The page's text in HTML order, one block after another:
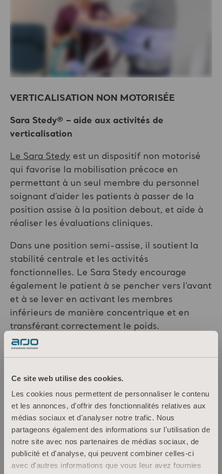
Ce site web utilise des cookies.
Les cookies nous permettent de personnaliser le contenu
et les annonces, d'offrir des fonctionnalités relatives aux
médias sociaux et d'analyser notre trafic. Nous
partageons également des informations sur l'utilisation de
notre site avec nos partenaires de médias sociaux, de
publicité et d'analyse, qui peuvent combiner celles-ci
avec d'autres informations que vous leur avez fournies
VERTICALISATION NON MOTORISÉE
Sara Stedy® – aide aux activités de
verticalisation
Le Sara Stedy est un dispositif non motorisé
qui favorise la mobilisation précoce en
permettant à un seul membre du personnel
soignant d’aider les patients à passer de la
position assise à la position debout, et aide à
réaliser les évaluations cliniques.
Dans une position semi-assise, il soutient la
stabilité centrale et les activités
fonctionnelles. Le Sara Stedy encourage
également le patient à se pencher vers l’avant
et à se lever en activant les membres
inférieurs de manière concentrique et en
transférant correctement le poids.
Lors de la mise en position debout, le Sara
abdominaux, des cuisses et des membres
inférieurs qui permettent de ramener les
hanches en position verticale.